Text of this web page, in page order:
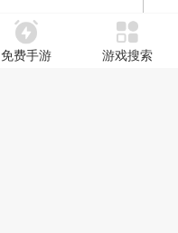
免费手游 游戏搜索